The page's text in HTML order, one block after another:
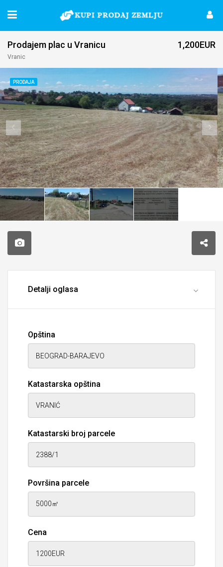
Prodajem plac u Vranicu
Vranic
1,200EUR
PRODAJA
Detalji oglasa
Opština
Katastarska opština
Katastarski broj parcele
Površina parcele
Cena